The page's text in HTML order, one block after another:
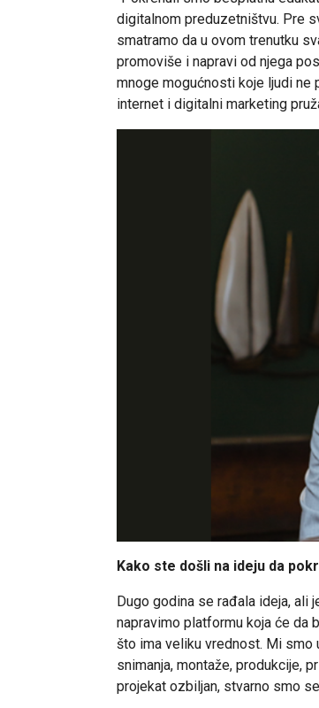
digitalnom preduzetništvu. Pre
smatramo da u ovom trenutku
promoviše i napravi od njega
mnoge mogućnosti koje ljudi ne
internet i digitalni marketing
Kako ste došli na ideju da
Dugo godina se rađala ideja,
napravimo platformu koja će da
što ima veliku vrednost. Mi smo
snimanja, montaže, produkcije,
projekat ozbiljan, stvarno smo